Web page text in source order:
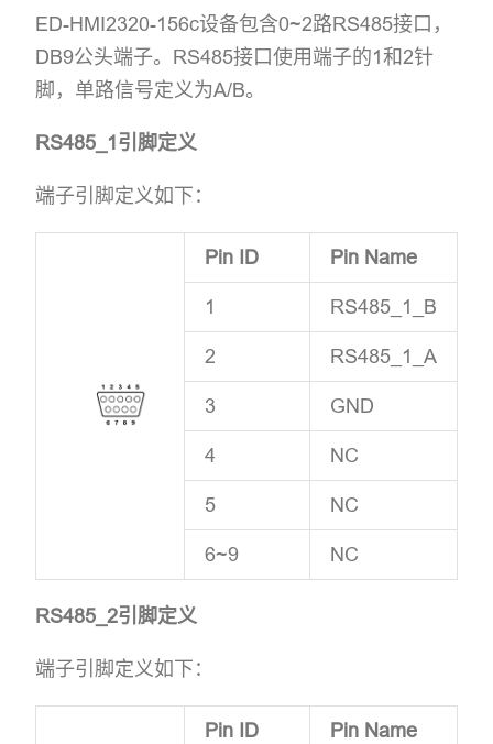
ED-HMI2320-156c设备包含0~2路RS485接口，
DB9公头端子。RS485接口使用端子的1和2针
脚，单路信号定义为A/B。
RS485_1引脚定义
端子引脚定义如下：
Pin ID Pin Name
1 RS485_1_B
2 RS485_1_A
3 GND
4 NC
5 NC
6~9 NC
RS485_2引脚定义
端子引脚定义如下：
Pin ID Pin Name